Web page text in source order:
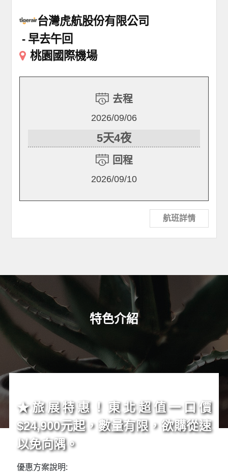
台灣虎航股份有限公司
早去午回
桃園國際機場
去程
2026/09/06
5天4夜
回程
2026/09/10
航班詳情
特色介紹
★旅展特惠！東北超值一口價
$24,900元起，數量有限，欲購從速
以免向隅。
優惠方案說明: